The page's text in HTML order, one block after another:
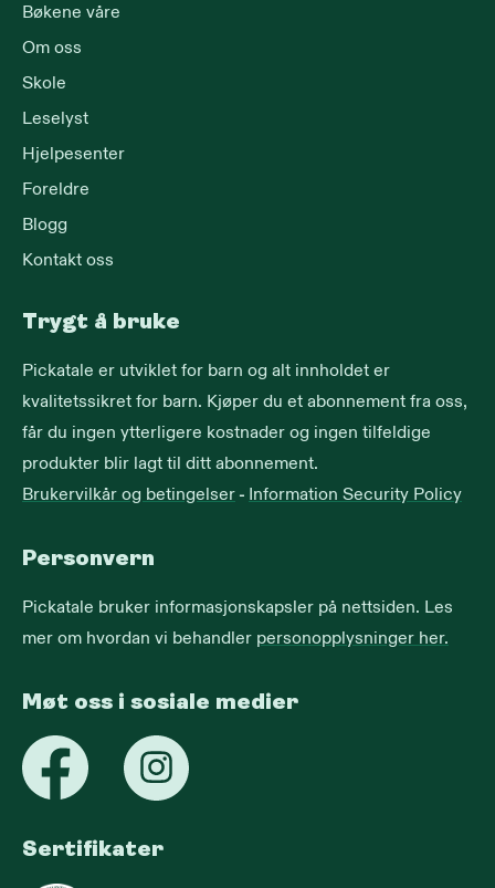
Bøkene våre
Om oss
Skole
Leselyst
Hjelpesenter
Foreldre
Blogg
Kontakt oss
Trygt å bruke
Pickatale er utviklet for barn og alt innholdet er
kvalitetssikret for barn. Kjøper du et abonnement fra oss,
får du ingen ytterligere kostnader og ingen tilfeldige
produkter blir lagt til ditt abonnement.
Brukervilkår og betingelser- Information Security Policy
Personvern
Pickatale bruker informasjonskapsler på nettsiden. Les
mer om hvordan vi behandler personopplysninger her.
Møt oss i sosiale medier
Sertifikater